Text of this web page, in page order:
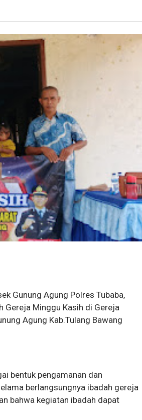
Gunung Agung Polres Tubaba,
Gereja Minggu Kasih di Gereja
Agung Kab.Tulang Bawang
bentuk pengamanan dan
berlangsungnya ibadah gereja
bahwa kegiatan ibadah dapat